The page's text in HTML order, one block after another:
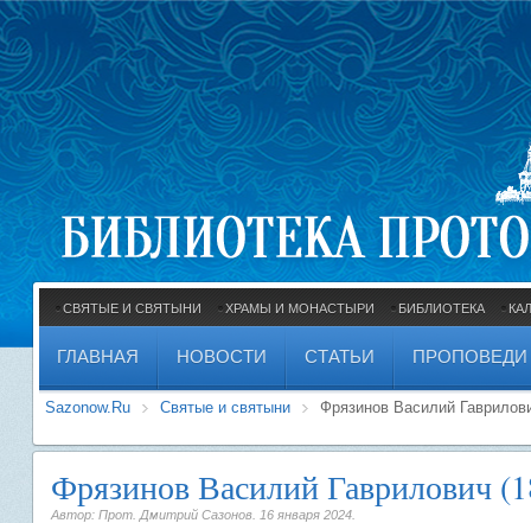
СВЯТЫЕ И СВЯТЫНИ ХРАМЫ И МОНАСТЫРИ БИБЛИОТЕКА
ГЛАВНАЯ НОВОСТИ СТАТЬИ ПРОПОВЕДИ
Sazonow.Ru Святые и святыни Фрязинов Василий
Фрязинов Василий Гаврилович
Автор: Прот. Дмитрий Сазонов. 16 января 2024